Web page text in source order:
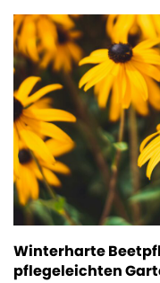
Winterharte
pflegeleichten